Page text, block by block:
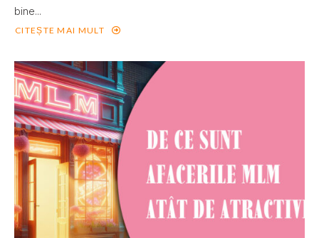
bine...
CITEȘTE MAI MULT